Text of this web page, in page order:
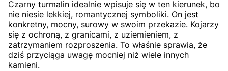
Czarny turmalin idealnie wpisuje się w ten kierunek, bo
nie niesie lekkiej, romantycznej symboliki. On jest
konkretny, mocny, surowy w swoim przekazie. Kojarzy
się z ochroną, z granicami, z uziemieniem, z
zatrzymaniem rozproszenia. To właśnie sprawia, że
dziś przyciąga uwagę mocniej niż wiele innych
kamieni.